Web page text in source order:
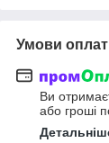
Умови
Ви
або гроші